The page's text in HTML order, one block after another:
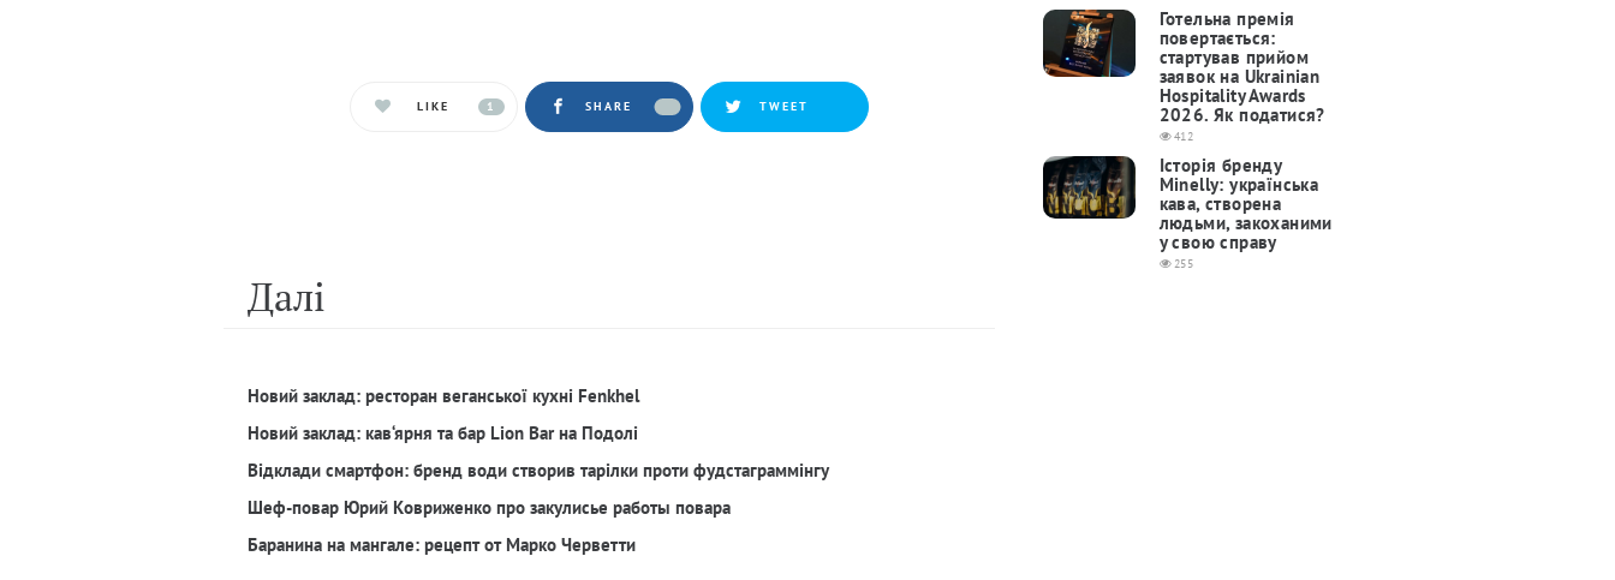
LIKE 1 SHARE TWEET
Далi
Новий заклад: ресторан веганської кухні Fenkhel
Новий заклад: кав‘ярня та бар Lion Bar на Подолі
Відклади смартфон: бренд води створив тарілки проти фудстаграммінгу
Шеф-повар Юрий Ковриженко про закулисье работы повара
Баранина на мангале: рецепт от Марко Черветти
Готельна премія
повертається:
cтартував прийом
заявок на Ukrainian
Hospitality Awards
2026. Як податися?
412
Історія бренду
Minelly: українська
кава, створена
людьми, закоханими
у свою справу
255